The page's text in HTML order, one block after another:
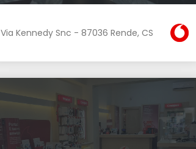
Via Kennedy Snc - 87036 Rende, CS